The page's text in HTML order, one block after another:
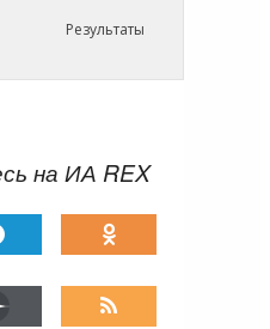
Результаты
на ИА REX